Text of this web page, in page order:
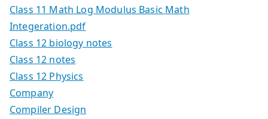
Class 11 Math Log Modulus Basic Math
Integeration.pdf
Class 12 biology notes
Class 12 notes
Class 12 Physics
Company
Compiler Design